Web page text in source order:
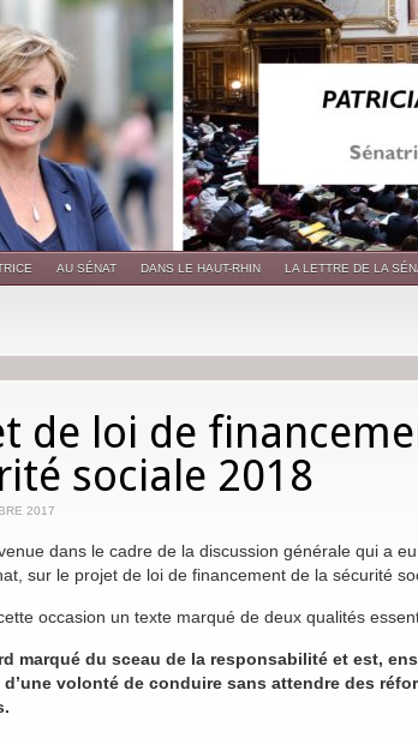
AU SÉNAT DANS LE HAUT-RHIN LA LETTRE DE LA
de loi de
sociale 2018
2017
dans le cadre de la discussion générale qui a
sur le projet de loi de financement de la sécurité
occasion un texte marqué de deux qualités
marqué du sceau de la responsabilité et est,
d’une volonté de conduire sans attendre des